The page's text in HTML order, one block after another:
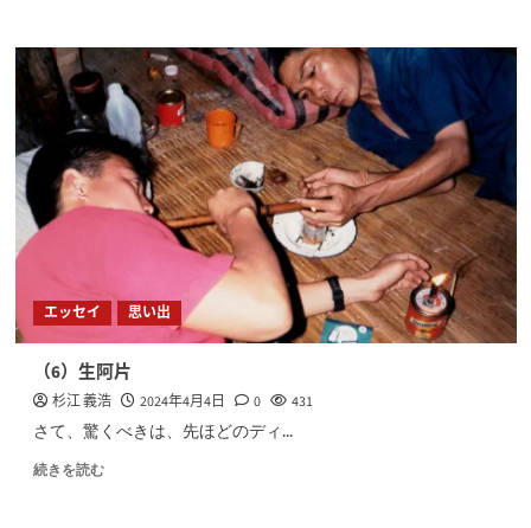
エッセイ 思い出
（6）生阿片
杉江 義浩 2024年4月4日 0 431
さて、驚くべきは、先ほどのディ...
続きを読む